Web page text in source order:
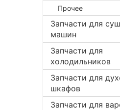
Прочее
Запчасти для
машин
Запчасти для
холодильников
Запчасти для
шкафов
Запчасти для